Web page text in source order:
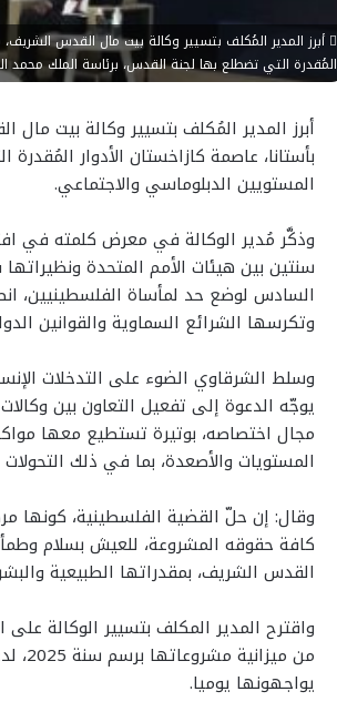
المُقدرة التي تضطلع بها لجنة القدس، برئاسة الملك
بأستانا، عاصمة كازاخستان الأدوار
المستويين الدبلوماسي والاجتماعي.
سنتين بين هيئات الأمم المتحدة
السادس لوضع حد لمأساة الفلسطينيين،
وتكرسها الشرائع السماوية والقوانين
وسلط الشرقاوي الضوء على التدخلات
يوجّه الدعوة إلى تفعيل التعاون بين
مجال اختصاصه، بوتيرة تستطيع معها
المستويات والأصعدة، بما في ذلك التحولات
وقال: إن حلّ القضية الفلسطينية، كونها
كافة حقوقه المشروعة، للعيش بسلام
القدس الشريف، بمقدراتها الطبيعية
واقترح المدير المكلف بتسيير الوكالة
من
يواجهونها يوميا.